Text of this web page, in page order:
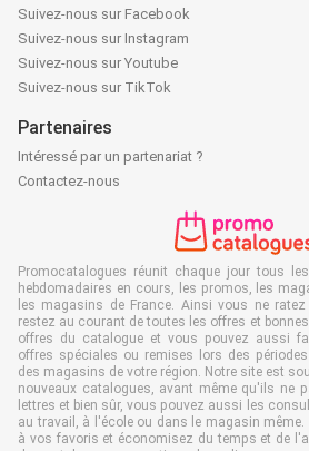
Suivez-nous sur Facebook
Suivez-nous sur Instagram
Suivez-nous sur Youtube
Suivez-nous sur TikTok
Partenaires
Intéressé par un partenariat ?
Contactez-nous
Promocatalogues réunit chaque jour tous
hebdomadaires en cours, les promos, les
les magasins de France. Ainsi vous ne
restez au courant de toutes les offres et
offres du catalogue et vous pouvez aussi
offres spéciales ou remises lors des
des magasins de votre région. Notre site est
nouveaux catalogues, avant même qu'ils ne
lettres et bien sûr, vous pouvez aussi les
au travail, à l'école ou dans le magasin
à vos favoris et économisez du temps et de